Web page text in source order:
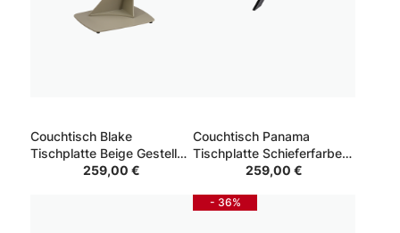
Couchtisch Blake
Tischplatte Beige Gestell
Beige 50*50*55
259,00 €
Couchtisch Panama
Tischplatte Schieferfarben
Gestell Schwarz
259,00 €
- 36%